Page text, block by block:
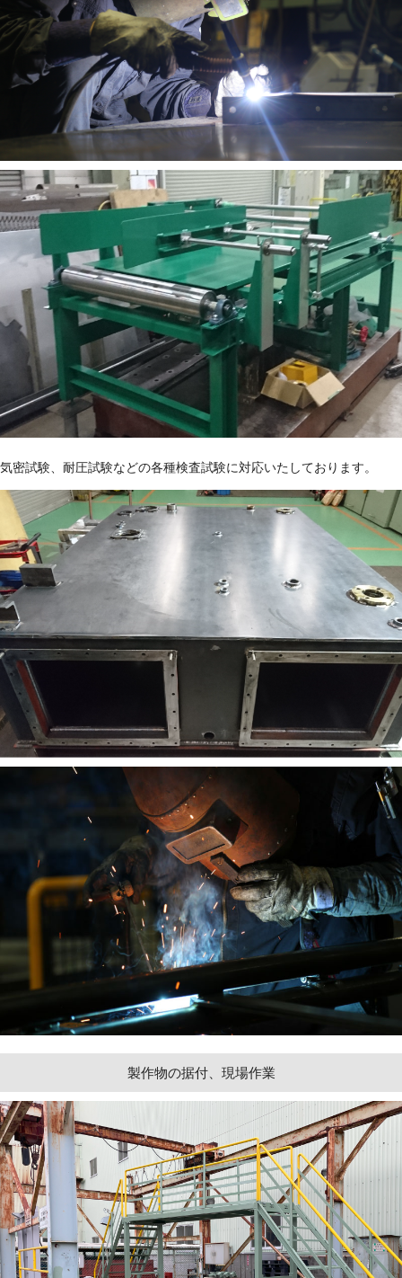
気密試験、耐圧試験などの各種検査試験に対応いたしております。
製作物の据付、現場作業